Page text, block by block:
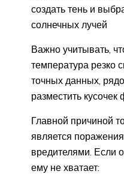
создать тень и
солнечных лучей
Важно учитывать,
температура резко
точных данных,
разместить
Главной причиной
является
вредителями. Если
ему не хватает: